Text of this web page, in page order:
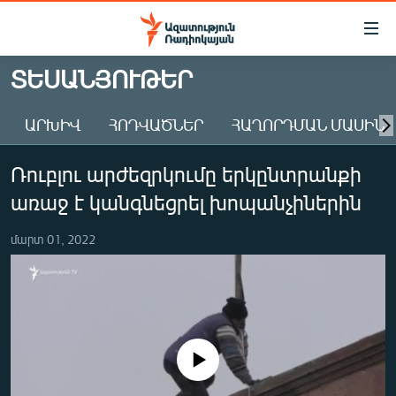
Մատչելիության
Անցնել
հիմնական
Անցնել
հիմնական
մենյուին
ԱԶԱՏՈՒԹՅՈՒՆ TV
ՀԱՅԱՍՏԱՆ
ԸՆՏՐՈՒԹՅՈՒՆՆԵՐ 2026
ԻՐԱՎՈՒՆՔ
ՀԱՍԱՐԱԿՈՒԹՅՈՒՆ
ՏՆՏԵՍՈՒԹՅՈՒՆ
ՊԱՏԵՐԱԶՄԻ 6 ՇԱԲԱԹՆԵՐԸ
ՏԵՍԱՆՅՈՒԹԵՐ
ԱՐԽԻՎ ՀՈԴՎԱԾՆԵՐ ՀԱՂՈՐԴՄԱՆ ՄԱՍԻՆ
Ռուբլու արժեզրկումը երկընտրանքի
առաջ է կանգնեցրել խոպանչիներին
մարտ 01, 2022
No media source currently available